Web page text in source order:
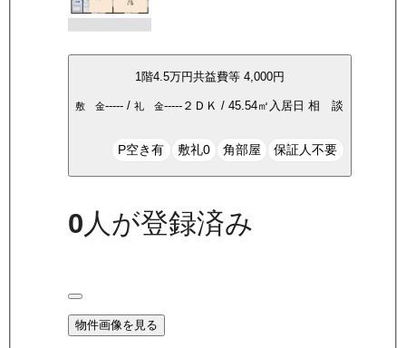
1階4.5万円共益費等 4,000円
敷 金----- /礼 金----- ２ＤＫ /45.54㎡ 入居日相 談
P空き有 敷礼0 角部屋 保証人不要
0人が登録済み
物件画像を見る